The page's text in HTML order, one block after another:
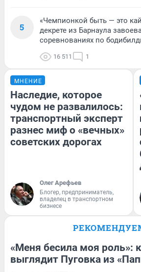
5
«Чемпионкой быть — это
декрете из Барнаула
соревнованиях по
16 511 1
МНЕНИЕ
Наследие, которое
чудом не развалилось:
транспортный эксперт
разнес миф о «вечных»
советских дорогах
Олег Арефьев
Блогер, предприниматель,
владелец в транспортном
бизнесе
«Меня бесила моя роль»:
выглядит Пуговка из